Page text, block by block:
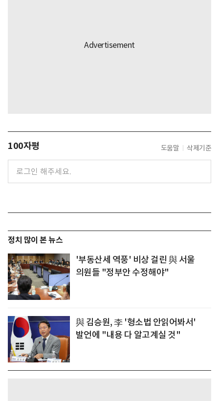
100자평 도움말 삭제기준
정치 많이 본 뉴스
'부동산세 역풍' 비상 걸린 與 서울
의원들 "정부안 수정해야"
與 김승원, 李 '형소법 안읽어봐서'
발언에 "내용 다 알고계실 것"